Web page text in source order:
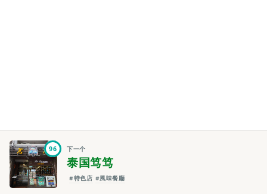
96 下一个
泰国笃笃
#特色店 #風味餐廳